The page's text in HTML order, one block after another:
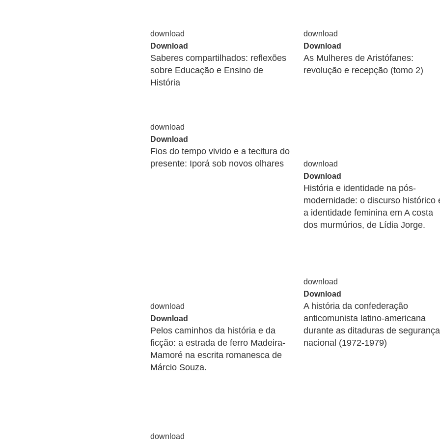
Download
Saberes compartilhados: reflexões
sobre Educação e Ensino de
História
Download
As Mulheres de Aristófanes:
revolução e recepção (tomo 2)
Download
Fios do tempo vivido e a tecitura do
presente: Iporá sob novos olhares
Download
História e identidade na pós-
modernidade: o discurso histórico
a identidade feminina em A costa
dos murmúrios, de Lídia Jorge.
Download
Pelos caminhos da história e da
ficção: a estrada de ferro Madeira-
Mamoré na escrita romanesca de
Márcio Souza.
Download
A história da confederação
anticomunista latino-americana
durante as ditaduras de segurança
nacional (1972-1979)